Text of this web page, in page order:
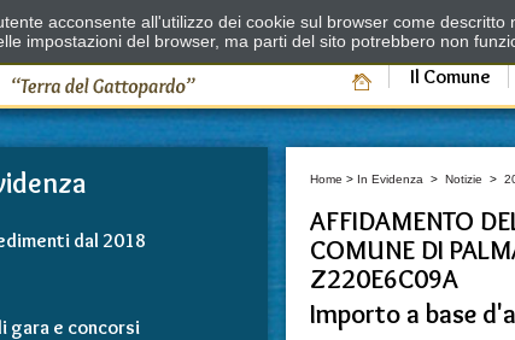
Il Comune
dal 2018
gara e concorsi
Home > In Evidenza >Notizie >
AFFIDAMENTO
COMUNE DI
Z220E6C09A
Importo a base
acconsente all'utilizzo dei cookie sul browser come descritto
impostazioni del browser, ma parti del sito potrebbero non